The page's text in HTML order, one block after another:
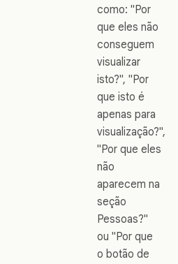
como: "Por
que eles não
conseguem
visualizar
isto?", "Por
que isto é
apenas para
visualização?",
"Por que eles
não
aparecem na
seção
Pessoas?"
ou "Por que
o botão de